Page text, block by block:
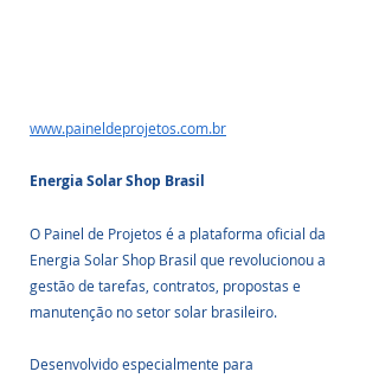
www.paineldeprojetos.com.br
Energia Solar Shop Brasil
O Painel de Projetos é a plataforma oficial da
Energia Solar Shop Brasil que revolucionou a
gestão de tarefas, contratos, propostas e
manutenção no setor solar brasileiro.
Desenvolvido especialmente para